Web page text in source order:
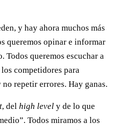
y hay ahora muchos más
queremos opinar e informar
Todos queremos escuchar a
competidores para
repetir errores. Hay ganas.
, del high level y de lo que
Todos miramos a los